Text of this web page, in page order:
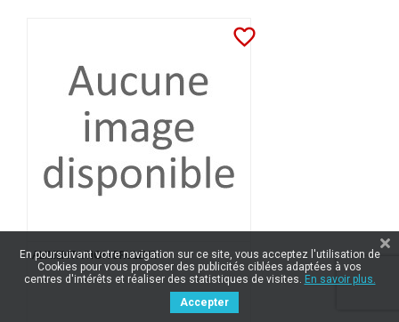
favorite_border
ALIMENTATION BRULEUR
En poursuivant votre navigation sur ce site, vous acceptez l'utilisation de
Cookies pour vous proposer des publicités ciblées adaptées à vos
centres d'intérêts et réaliser des statistiques de visites. En savoir plus.
Accepter